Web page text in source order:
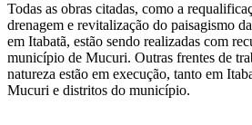
Todas as obras citadas, como a
drenagem e revitalização do paisagismo
em Itabatã, estão sendo realizadas com
município de Mucuri. Outras frentes de
natureza estão em execução, tanto em
Mucuri e distritos do município.